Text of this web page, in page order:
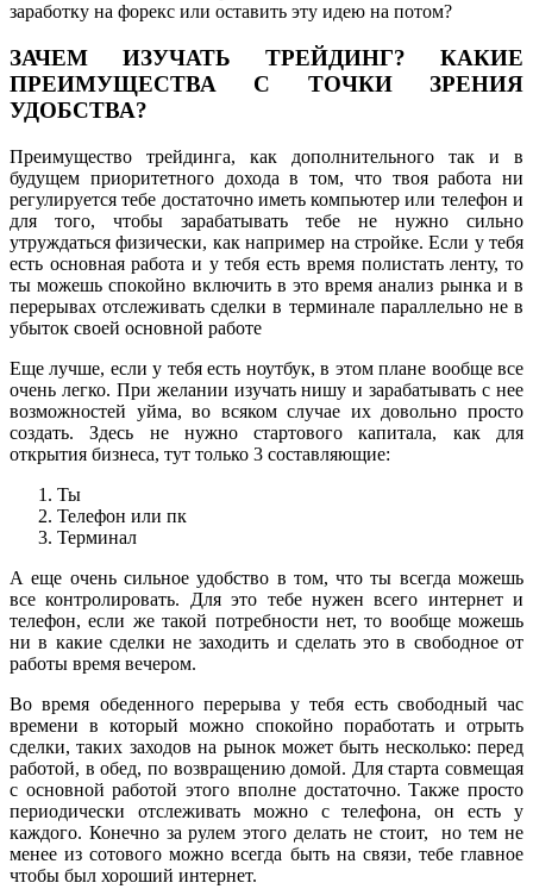
заработку на форекс или оставить эту идею на потом?
ЗАЧЕМ ИЗУЧАТЬ ТРЕЙДИНГ? КАКИЕ
ПРЕИМУЩЕСТВА С ТОЧКИ ЗРЕНИЯ
УДОБСТВА?
Преимущество трейдинга, как дополнительного так и в
будущем приоритетного дохода в том, что твоя работа ни
регулируется тебе достаточно иметь компьютер или телефон и
для того, чтобы зарабатывать тебе не нужно сильно
утруждаться физически, как например на стройке. Если у тебя
есть основная работа и у тебя есть время полистать ленту, то
ты можешь спокойно включить в это время анализ рынка и в
перерывах отслеживать сделки в терминале параллельно не в
убыток своей основной работе
Еще лучше, если у тебя есть ноутбук, в этом плане вообще все
очень легко. При желании изучать нишу и зарабатывать с нее
возможностей уйма, во всяком случае их довольно просто
создать. Здесь не нужно стартового капитала, как для
открытия бизнеса, тут только 3 составляющие:
Ты
Телефон или пк
Терминал
А еще очень сильное удобство в том, что ты всегда можешь
все контролировать. Для это тебе нужен всего интернет и
телефон, если же такой потребности нет, то вообще можешь
ни в какие сделки не заходить и сделать это в свободное от
работы время вечером.
Во время обеденного перерыва у тебя есть свободный час
времени в который можно спокойно поработать и отрыть
сделки, таких заходов на рынок может быть несколько: перед
работой, в обед, по возвращению домой. Для старта совмещая
с основной работой этого вполне достаточно. Также просто
периодически отслеживать можно с телефона, он есть у
каждого. Конечно за рулем этого делать не стоит, но тем не
менее из сотового можно всегда быть на связи, тебе главное
чтобы был хороший интернет.